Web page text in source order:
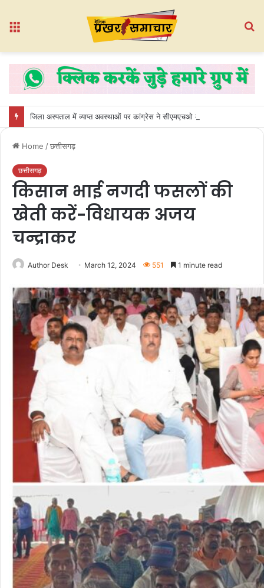
Home /छत्तीसगढ़
छत्तीसगढ़
किसान भाई नगदी फसलों की
खेती करें-विधायक अजय
चन्द्राकर
Author Desk March 12, 2024 551 1 minute read